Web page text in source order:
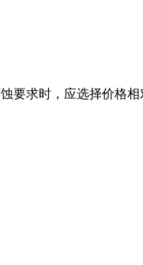
求时，应选择价格相